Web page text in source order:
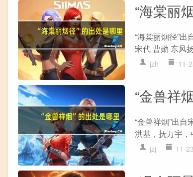
“海棠丽
“海棠丽烟径”出
宋代 曹勋 东风
jzh 11-
“金兽祥
“金兽祥烟”出
洪基，抚万宇
jzj 11-23